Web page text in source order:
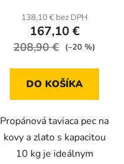
produktu
je
5,0
5
138,10 € bez DPH
167,10 €
208,90 € (–20 %)
DO KOŠÍKA
Propánová taviaca pec na
kovy a zlato s kapacitou
10 kg je ideálnym